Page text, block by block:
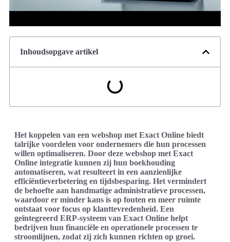
Inhoudsopgave artikel
Het koppelen van een webshop met Exact Online biedt
talrijke voordelen voor ondernemers die hun processen
willen optimaliseren. Door deze webshop met Exact
Online integratie kunnen zij hun boekhouding
automatiseren, wat resulteert in een aanzienlijke
efficiëntieverbetering en tijdsbesparing. Het vermindert
de behoefte aan handmatige administratieve processen,
waardoor er minder kans is op fouten en meer ruimte
ontstaat voor focus op klanttevredenheid. Een
geïntegreerd ERP-systeem van Exact Online helpt
bedrijven hun financiële en operationele processen te
stroomlijnen, zodat zij zich kunnen richten op groei.